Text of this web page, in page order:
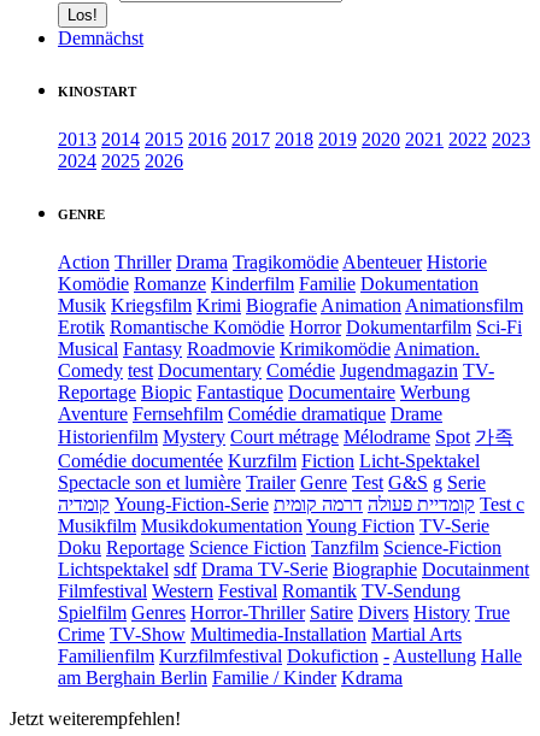
Demnächst
KINOSTART
2013 2014 2015 2016 2017 2018 2019 2020 2021 2022 2023
2024 2025 2026
GENRE
Action Thriller Drama Tragikomödie Abenteuer Historie
Komödie Romanze Kinderfilm Familie Dokumentation
Musik Kriegsfilm Krimi Biografie Animation Animationsfilm
Erotik Romantische Komödie Horror Dokumentarfilm Sci-Fi
Musical Fantasy Roadmovie Krimikomödie Animation.
Comedy test Documentary Comédie Jugendmagazin TV-
Reportage Biopic Fantastique Documentaire Werbung
Aventure Fernsehfilm Comédie dramatique Drame
Historienfilm Mystery Court métrage Mélodrame Spot 가족
Comédie documentée Kurzfilm Fiction Licht-Spektakel
Spectacle son et lumière Trailer Genre Test G&S g Serie
קומדיה Young-Fiction-Serie קומדיית פעולה דרמה קומית
Test c
Musikfilm Musikdokumentation Young Fiction TV-Serie
Doku Reportage Science Fiction Tanzfilm Science-Fiction
Lichtspektakel sdf Drama TV-Serie Biographie Docutainment
Filmfestival Western Festival Romantik TV-Sendung
Spielfilm Genres Horror-Thriller Satire Divers History True
Crime TV-Show Multimedia-Installation Martial Arts
Familienfilm Kurzfilmfestival Dokufiction - Austellung Halle
am Berghain Berlin Familie / Kinder Kdrama
Jetzt weiterempfehlen!